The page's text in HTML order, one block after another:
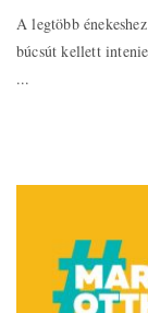
A legtöbb
búcsút kellett
...